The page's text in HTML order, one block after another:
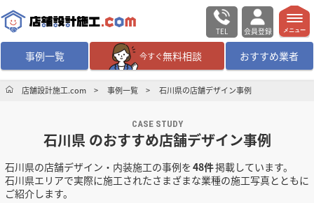
TEL 会員登録
事例一覧 今すぐ無料相談 おすすめ業者
無料相談 ログイン／会員登録
業者を探す
店舗・商業施設の施工事例を探す
メニュー
店舗設計施工.com 事例一覧 石川県の店舗デザイン事例
CASE STUDY
石川県 のおすすめ店舗デザイン事例
石川県の店舗デザイン・内装施工の事例を48件掲載しています。
石川県エリアで実際に施工されたさまざまな業種の施工写真とともに
ご紹介します。